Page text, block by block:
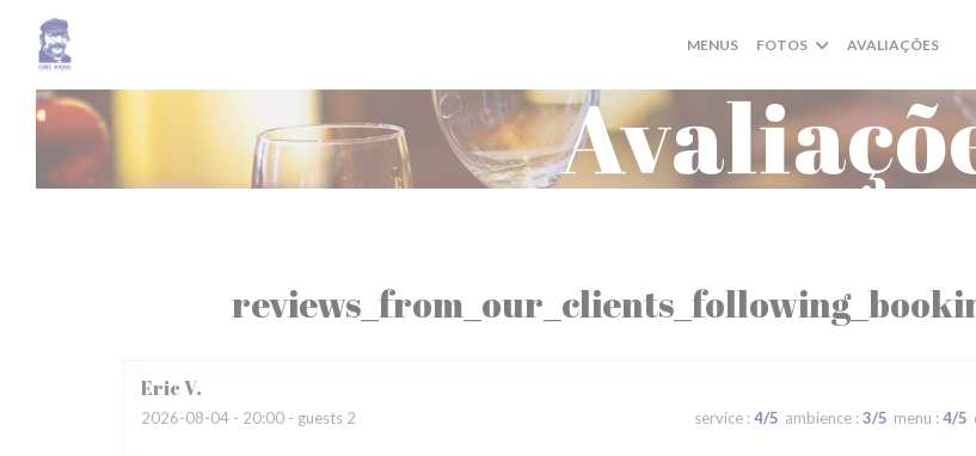
Painel de Gerenciamento de Cookies
MENUS FOTOS AVALIAÇÕES
EricV
2026-08-04 - 20:00 - guests 2 service: 4/5 ambience: 3/5 menu : 4/5